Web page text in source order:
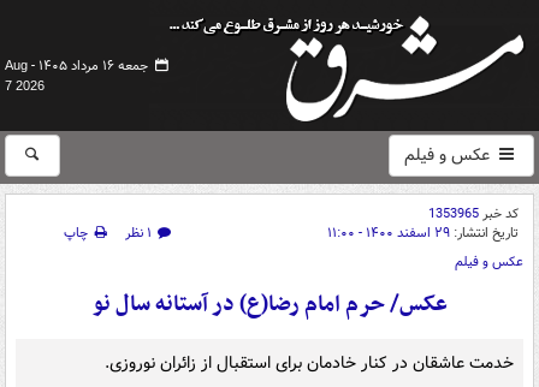
جمعه ۱۶ مرداد ۱۴۰۵ -
Aug
7 2026
عکس و فیلم
کد خبر1353965
تاریخ انتشار: ۲۹ اسفند ۱۴۰۰ - ۱۱:۰۰ ۱ نظر
چاپ
عکس و فیلم
عکس/ حرم امام رضا(ع) در آستانه سال نو
خدمت عاشقان در کنار خادمان برای استقبال از زائران نوروزی.